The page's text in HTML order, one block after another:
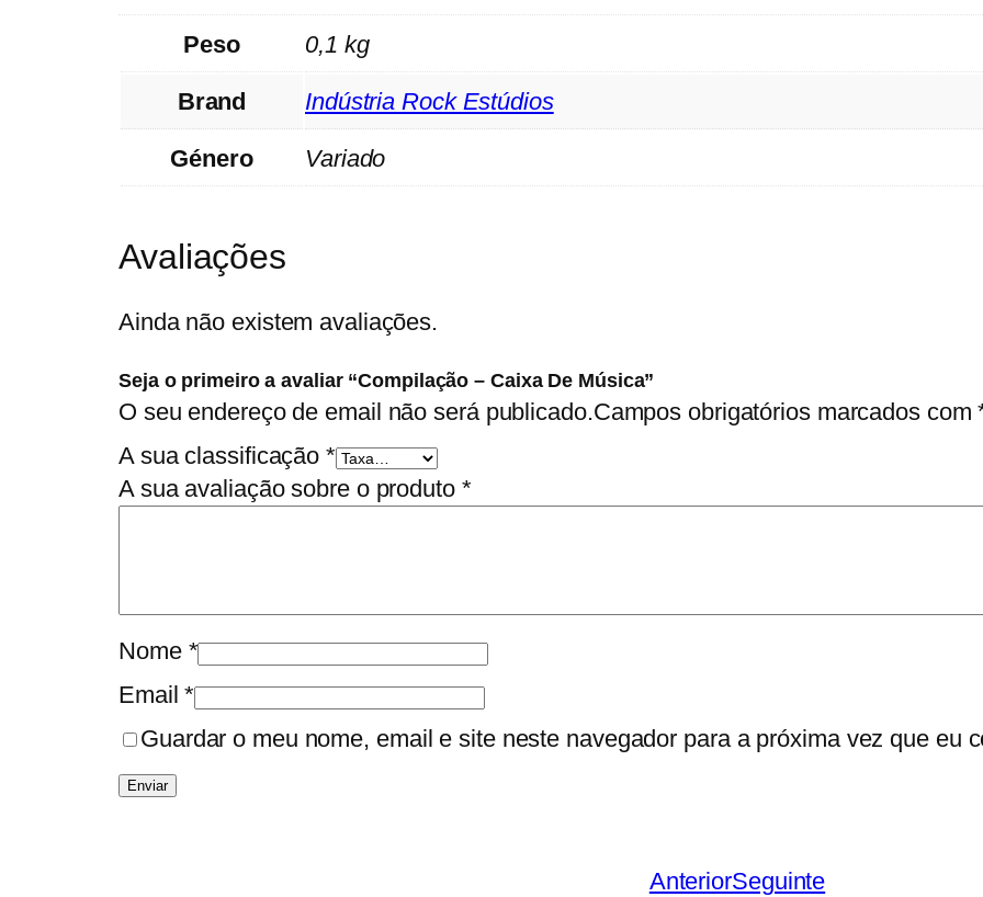
Peso 0,1 kg
Brand Indústria Rock Estúdios
Género Variado
Avaliações
Ainda não existem avaliações.
Seja o primeiro a avaliar “Compilação – Caixa De Música”
O seu endereço de email não será publicado.Campos obrigatórios marcados com
A sua classificação *
A sua avaliação sobre o produto *
Nome *
Email*
Guardar o meu nome, email e site neste navegador para a próxima vez que eu
AnteriorSeguinte